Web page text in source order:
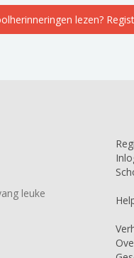
lezen?
leuke